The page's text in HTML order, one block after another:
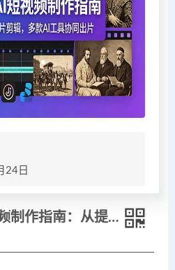
24日
历史AB面AI短视频制作指南：从提示词撰写到成片剪辑，多款AI工具协同出片